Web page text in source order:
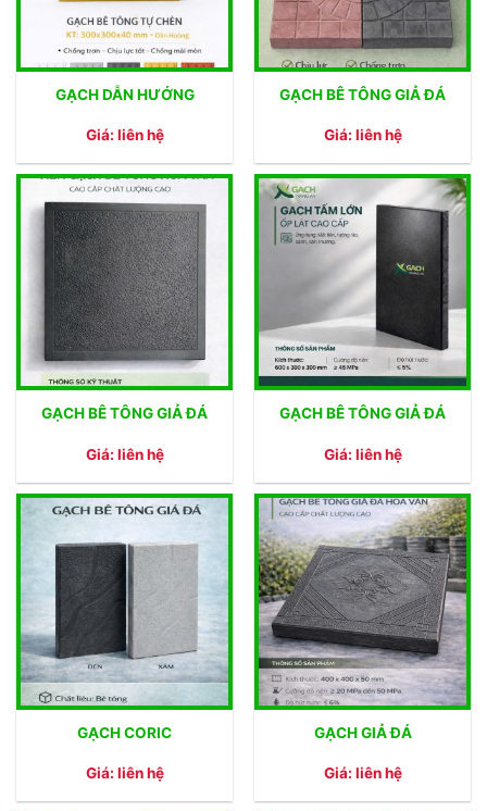
GẠCH DẪN HƯỚNG
Giá: liên hệ
GẠCH BÊ TÔNG GIẢ ĐÁ
Giá: liên hệ
GẠCH BÊ TÔNG GIẢ ĐÁ
Giá: liên hệ
GẠCH BÊ TÔNG GIẢ ĐÁ
Giá: liên hệ
GẠCH CORIC
Giá: liên hệ
GẠCH GIẢ ĐÁ
Giá: liên hệ